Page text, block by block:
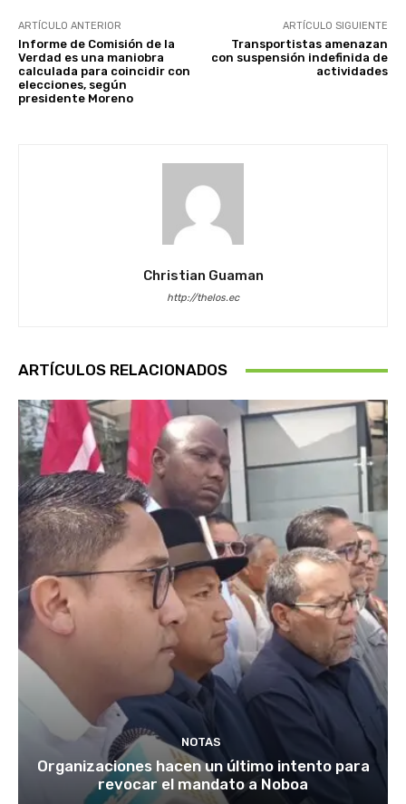
ARTÍCULO ANTERIOR
Informe de Comisión de la
Verdad es una maniobra
calculada para coincidir con
elecciones, según
presidente Moreno
ARTÍCULO SIGUIENTE
Transportistas amenazan
con suspensión indefinida de
actividades
Christian Guaman
http://thelos.ec
ARTÍCULOS RELACIONADOS
NOTAS
Organizaciones hacen un último intento para
revocar el mandato a Noboa